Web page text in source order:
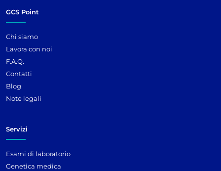
GCS Point
Chi siamo
Lavora con noi
F.A.Q.
Contatti
Blog
Note legali
Servizi
Esami di laboratorio
Genetica medica